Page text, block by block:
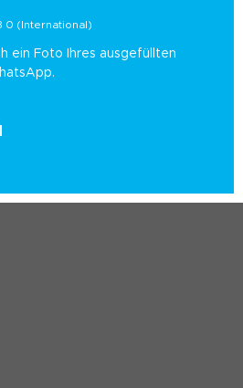
0 (International)
ein Foto Ihres ausgefüllten